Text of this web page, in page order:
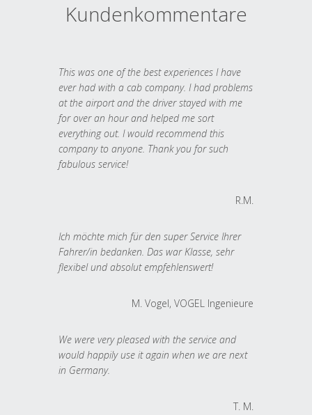
Kundenkommentare
This was one of the best experiences I have
ever had with a cab company. I had problems
at the airport and the driver stayed with me
for over an hour and helped me sort
everything out. I would recommend this
company to anyone. Thank you for such
fabulous service!
R.M.
Ich möchte mich für den super Service Ihrer
Fahrer/in bedanken. Das war Klasse, sehr
flexibel und absolut empfehlenswert!
M. Vogel, VOGEL Ingenieure
We were very pleased with the service and
would happily use it again when we are next
in Germany.
T. M.